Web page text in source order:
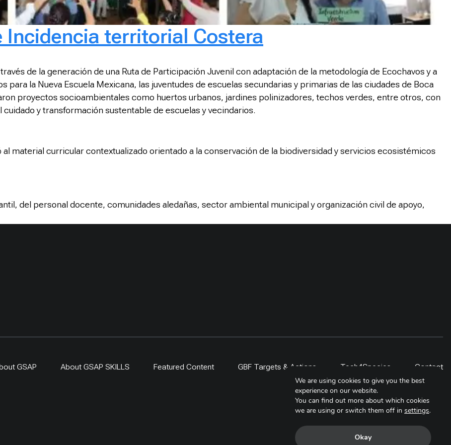
Incidencia territorial Costera
de la generación de una Ruta de Participación Juvenil con adaptación de la metodología de Ecochavos y a
para la Nueva Escuela Mexicana, las juventudes de escuelas secundarias y primarias de las ciudades de Boca
proyectos socioambientales como huertos urbanos, jardines polinizadores, techos verdes, entre otros, con
y transformación sustentable de escuelas y vecindarios.
material curricular contextualizado orientado a la conservación de la biodiversidad y servicios ecosistémicos
del personal docente, comunidades aledañas, sector ambiental municipal y organización civil de apoyo,
GSAP About GSAP SKILLS Featured Content GBF Targets & Actions Tech4Species
Contact
We are using cookies to give you the best
experience on our website.
You can find out more about which cookies
we are using or switch them off in settings.
Okay